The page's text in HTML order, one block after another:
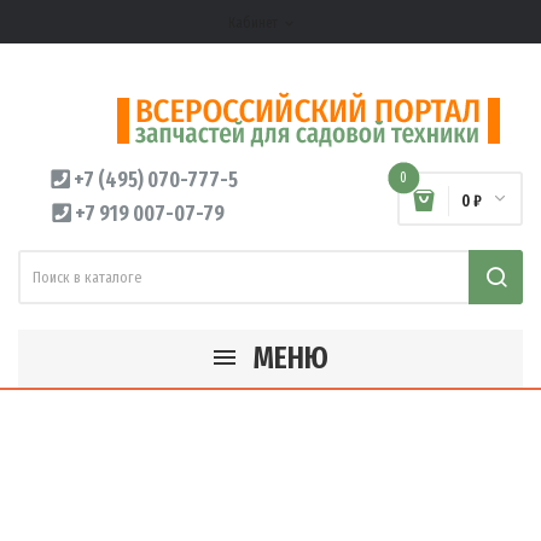
+7 (495) 070-777-5
+7 919 007-07-79
0
0 ₽
МЕНЮ